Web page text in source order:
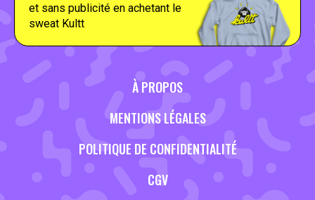
et sans publicité en achetant le
sweat Kultt
À PROPOS
MENTIONS LÉGALES
POLITIQUE DE CONFIDENTIALITÉ
CGV